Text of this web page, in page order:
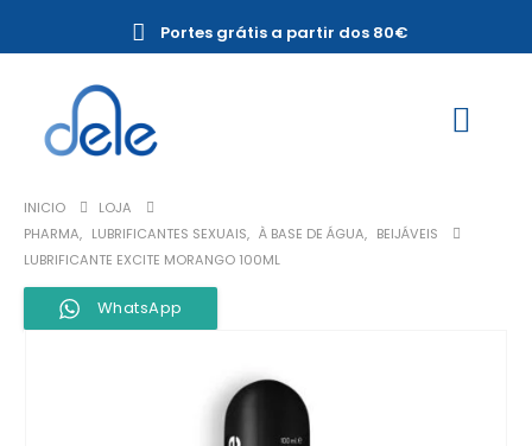
Portes grátis a partir dos 80€
INICIO
LOJA
PHARMA, LUBRIFICANTES SEXUAIS, À BASE DE ÁGUA, BEIJÁVEIS
LUBRIFICANTE EXCITE MORANGO 100ML
WhatsApp